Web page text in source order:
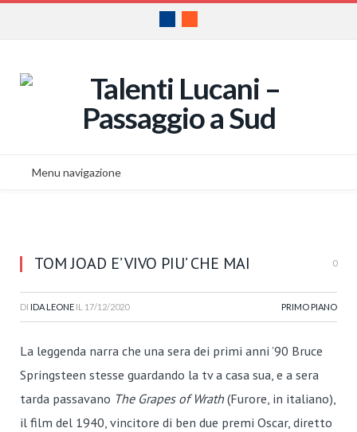
Menu navigazione
TOM JOAD E’ VIVO PIU’ CHE MAI 0
DI IDA LEONE IL 17/12/2020 PRIMO PIANO
La leggenda narra che una sera dei primi anni ’90 Bruce
Springsteen stesse guardando la tv a casa sua, e a sera
tarda passavano The Grapes of Wrath(Furore, in italiano),
il film del 1940, vincitore di ben due premi Oscar, diretto